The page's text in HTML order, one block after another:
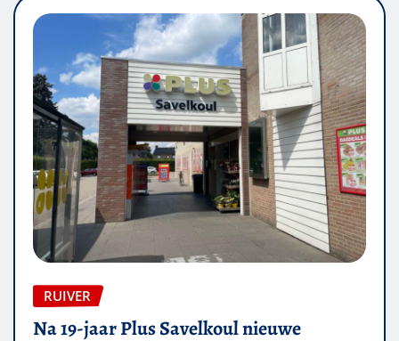
RUIVER
Na 19-jaar Plus Savelkoul nieuwe